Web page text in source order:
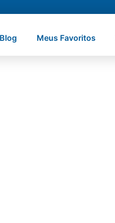
Blog Meus Favoritos